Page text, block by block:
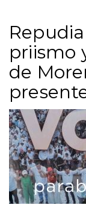
priismo
de